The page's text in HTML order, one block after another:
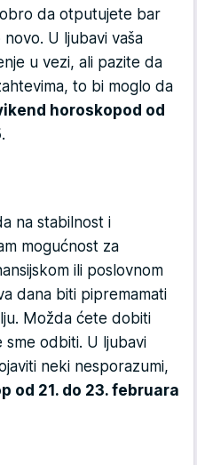
da otputujete bar
U ljubavi vaša
u vezi, ali pazite da
to bi moglo da
horoskopod od
.
na stabilnost i
mogućnost za
ili poslovnom
dana biti pipremamati
Možda ćete dobiti
sme odbiti. U ljubavi
neki nesporazumi,
od 21. do 23. februara